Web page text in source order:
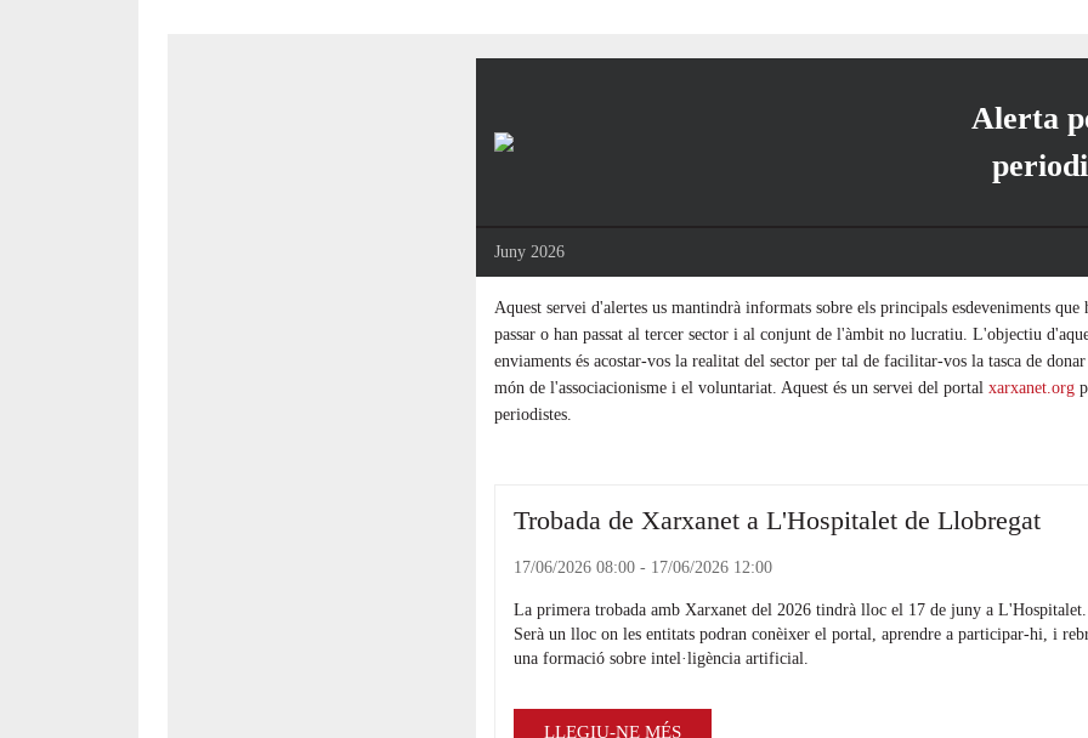
Alerta
Juny 2026
Aquest servei d'alertes us mantindrà informats sobre els principals esdeveniments que
passar o han passat al tercer sector i al conjunt de l'àmbit no lucratiu. L'objectiu
enviaments és acostar-vos la realitat del sector per tal de facilitar-vos la tasca de
món de l'associacionisme i el voluntariat. Aquest és un servei del portal xarxanet.org
periodistes.
Trobada de Xarxanet a L'Hospitalet de Llobregat
17/06/2026 08:00 - 17/06/2026 12:00
La primera trobada amb Xarxanet del 2026 tindrà lloc el 17 de juny a L'Hospitalet.
Serà un lloc on les entitats podran conèixer el portal, aprendre a participar-hi, i
una formació sobre intel·ligència artificial.
LLEGIU-NE MÉS